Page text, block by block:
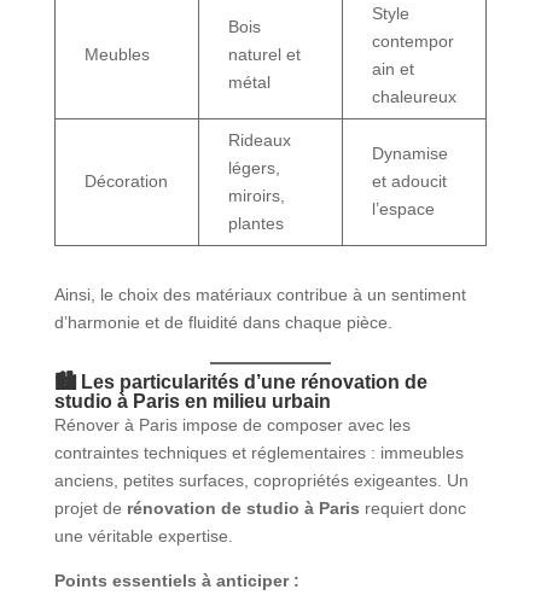
Meubles
Bois
naturel et
métal
Style
contempor
ain et
chaleureux
Décoration
Rideaux
légers,
miroirs,
plantes
Dynamise
et adoucit
l’espace
Ainsi, le choix des matériaux contribue à un sentiment
d’harmonie et de fluidité dans chaque pièce.
🏙️ Les particularités d’une rénovation de
studio à Parisen milieu urbain
Rénover à Paris impose de composer avec les
contraintes techniques et réglementaires : immeubles
anciens, petites surfaces, copropriétés exigeantes. Un
projet de rénovation de studio à Paris requiert donc
une véritable expertise.
Points essentiels à anticiper :